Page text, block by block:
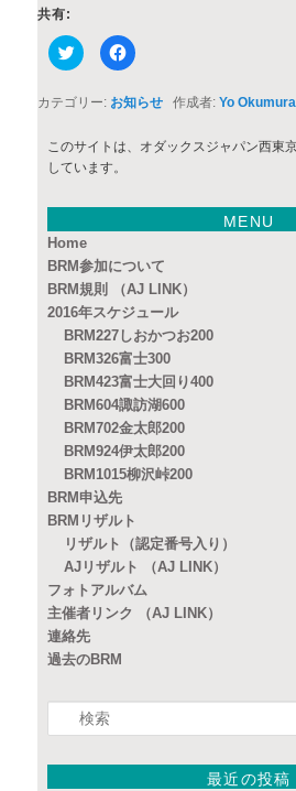
共有:
ク
リ
し
て
で
共
有
い
ィ
ン
ド
ウ
で
開
き
ま
す)
Facebook
で
す
る
は
ク
し
く
さ
い
(新
し
い
ウ
ィ
ン
ド
ウ
で
開
き
ま
す)
カテゴリー: お知らせ 作成者:Yo Okumura
このサイトは、オダックスジャパン西東
しています。
MENU
Home
BRM参加について
BRM規則 （AJ LINK）
2016年スケジュール
BRM227しおかつお200
BRM326富士300
BRM423富士大回り400
BRM604諏訪湖600
BRM702金太郎200
BRM924伊太郎200
BRM1015柳沢峠200
BRM申込先
BRMリザルト
リザルト（認定番号入り）
AJリザルト （AJ LINK）
フォトアルバム
主催者リンク （AJ LINK）
連絡先
過去のBRM
最近の投稿